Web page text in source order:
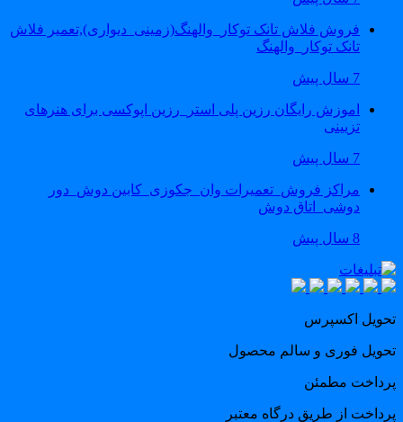
فروش فلاش تانک توکار_والهنگ(زمینی_دیواری),تعمیر فلاش
تانک توکار_والهنگ
اموزش رایگان رزین پلی استر_رزین اپوکسی برای هنرهای
تزیینی
مراکز فروش_تعمیرات وان_جکوزی_کابین دوش_دور
دوشی_اتاق دوش
اکسپرس
فوری و سالم محصول
مطمئن
از طریق درگاه معتبر